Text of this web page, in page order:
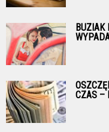
BUZIAK
CZAS –